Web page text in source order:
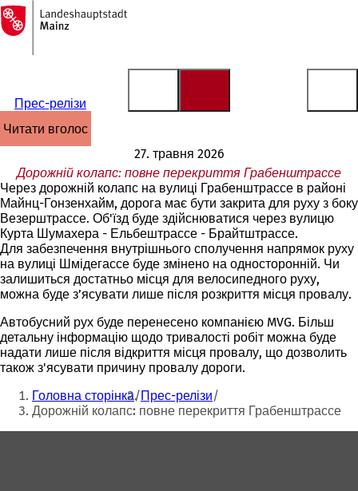
Перейти до змісту
На
головну
сторінку
Прес-релізи
читати вголос
27. травня 2026
Дорожній колапс: повне перекриття Грабенштрассе
Через дорожній колапс на вулиці Грабенштрассе в районі
Майнц-Гонзенхайм, дорога має бути закрита для руху з боку
Везерштрассе. Об'їзд буде здійснюватися через вулицю
Курта Шумахера - Ельбештрассе - Брайтштрассе.
Для забезпечення внутрішнього сполучення напрямок руху
на вулиці Шмідегассе буде змінено на односторонній. Чи
залишиться достатньо місця для велосипедного руху,
можна буде з’ясувати лише після розкриття місця провалу.
Автобусний рух буде перенесено компанією MVG. Більш
детальну інформацію щодо тривалості робіт можна буде
надати лише після відкриття місця провалу, що дозволить
також з'ясувати причину провалу дороги.
Ти
тут:
Головна сторінка Прес-релізи
Дорожній колапс: повне перекриття Грабенштрассе